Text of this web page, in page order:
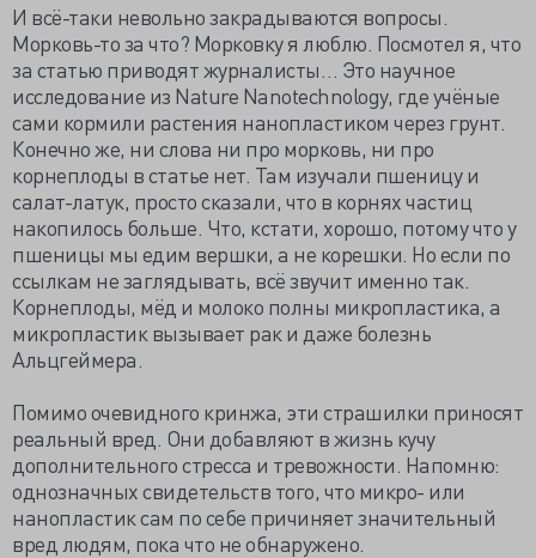
И всё-таки невольно закрадываются вопросы.
Морковь-то за что? Морковку я люблю. Посмотел я, что
за статью приводят журналисты… Это научное
исследование из Nature Nanotechnology, где учёные
сами кормили растения нанопластиком через грунт.
Конечно же, ни слова ни про морковь, ни про
корнеплоды в статье нет. Там изучали пшеницу и
салат-латук, просто сказали, что в корнях частиц
накопилось больше. Что, кстати, хорошо, потому что у
пшеницы мы едим вершки, а не корешки. Но если по
ссылкам не заглядывать, всё звучит именно так.
Корнеплоды, мёд и молоко полны микропластика, а
микропластик вызывает рак и даже болезнь
Альцгеймера.
Помимо очевидного кринжа, эти страшилки приносят
реальный вред. Они добавляют в жизнь кучу
дополнительного стресса и тревожности. Напомню:
однозначных свидетельств того, что микро- или
нанопластик сам по себе причиняет значительный
вред людям, пока что не обнаружено.